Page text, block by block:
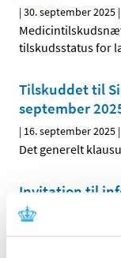
|30. september 2025 |
tilskudsstatus for
Tilskuddet til
september
| 16. september 2025 |
Det generelt
Invitation til
medicintilskud
|15. august 2025|